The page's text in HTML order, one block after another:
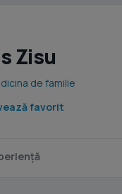
Zisu
de familie
favorit